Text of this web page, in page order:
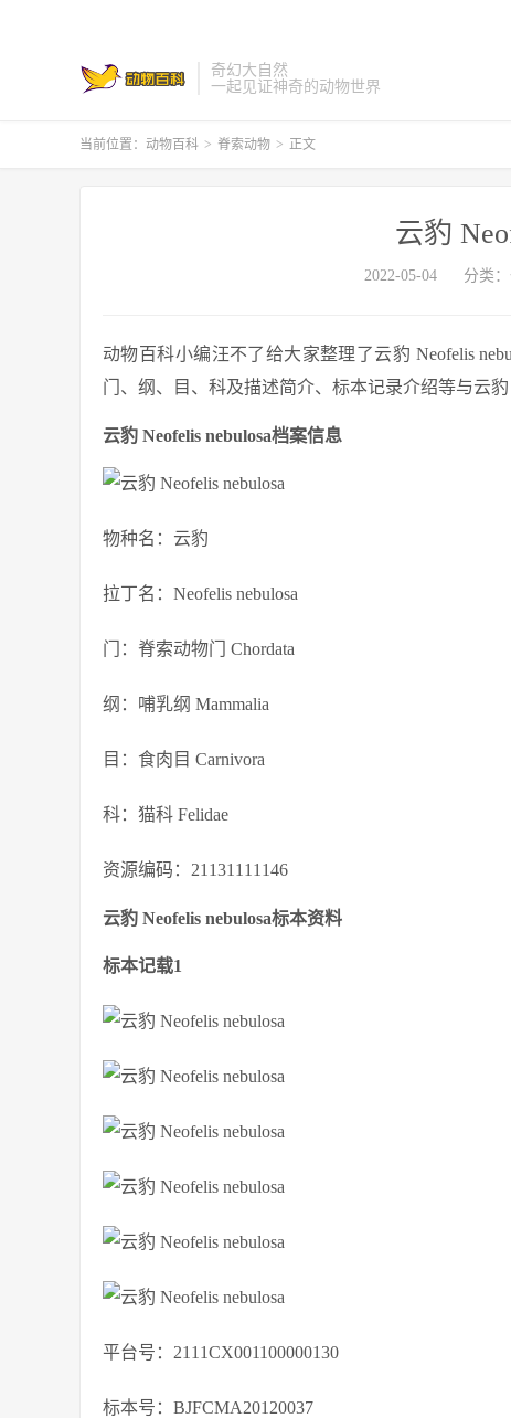
奇幻大自然
一起见证神奇的动物世界
当前位置： 动物百科 > 脊索动物 > 正文
云豹
2022-05-04 分类：
动物百科小编汪不了给大家整理了云豹 Neofelis
门、纲、目、科及描述简介、标本记录介绍等与云豹
云豹 Neofelis nebulosa档案信息
物种名：云豹
拉丁名：Neofelis nebulosa
门：脊索动物门 Chordata
纲：哺乳纲 Mammalia
目：食肉目 Carnivora
科：猫科 Felidae
资源编码：21131111146
云豹 Neofelis nebulosa标本资料
标本记载1
平台号：2111CX001100000130
标本号：BJFCMA20120037